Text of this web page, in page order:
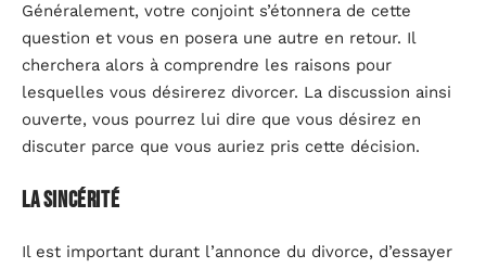
Généralement, votre conjoint s’étonnera de cette
question et vous en posera une autre en retour. Il
cherchera alors à comprendre les raisons pour
lesquelles vous désirerez divorcer. La discussion ainsi
ouverte, vous pourrez lui dire que vous désirez en
discuter parce que vous auriez pris cette décision.
La sincérité
Il est important durant l’annonce du divorce, d’essayer